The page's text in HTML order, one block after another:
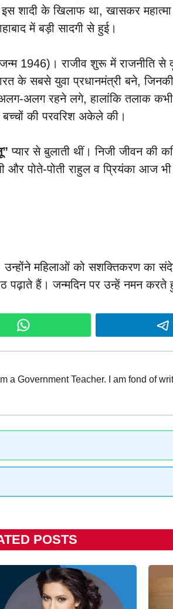
शादी के खिलाफ था, खासकर
में बड़ी सादगी से हुई।
1946)। राजीव शुरू में राजनीति
के सबसे युवा प्रधानमंत्री बने, जिनकी
अलग रहने लगे, हालांकि तलाक
बच्चों की परवरिश अकेले की।
प्यार से बुलाती थीं। निजी जीवन की
और पोते-पोती राहुल व प्रियंका आज
महिलाओं को सशक्तिकरण का
पढ़ाते हैं। जन्मदिन पर उन्हें नमन करते
a Government Teacher. I am fond of
POSTS